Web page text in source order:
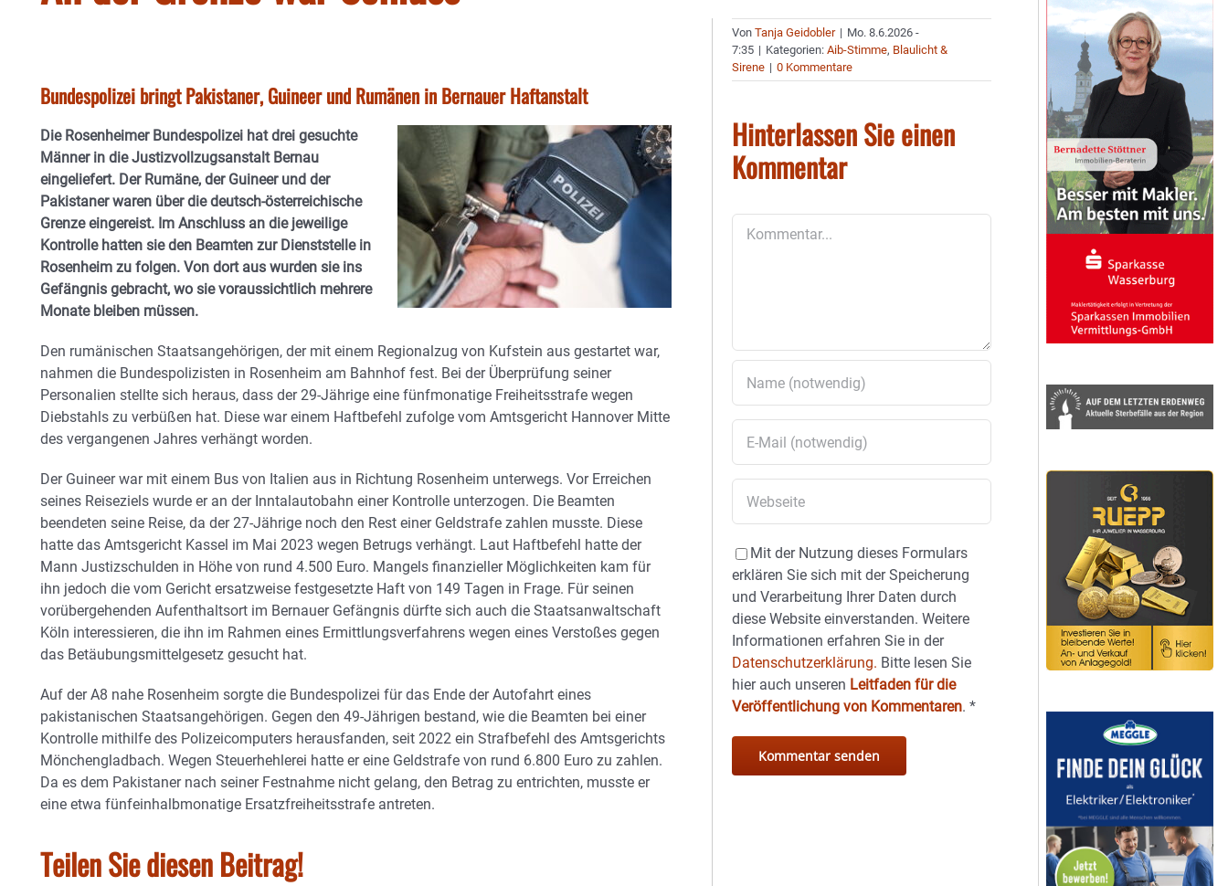
Bundespolizei bringt Pakistaner, Guineer und Rumänen in Bernauer Haftanstalt
Die Rosenheimer Bundespolizei hat drei gesuchte
Männer in die Justizvollzugsanstalt Bernau
eingeliefert. Der Rumäne, der Guineer und der
Pakistaner waren über die deutsch-österreichische
Grenze eingereist. Im Anschluss an die jeweilige
Kontrolle hatten sie den Beamten zur Dienststelle in
Rosenheim zu folgen. Von dort aus wurden sie ins
Gefängnis gebracht, wo sie voraussichtlich mehrere
Monate bleiben müssen.
Den rumänischen Staatsangehörigen, der mit einem Regionalzug von Kufstein aus gestartet war,
nahmen die Bundespolizisten in Rosenheim am Bahnhof fest. Bei der Überprüfung seiner
Personalien stellte sich heraus, dass der 29-Jährige eine fünfmonatige Freiheitsstrafe wegen
Diebstahls zu verbüßen hat. Diese war einem Haftbefehl zufolge vom Amtsgericht Hannover Mitte
des vergangenen Jahres verhängt worden.
Der Guineer war mit einem Bus von Italien aus in Richtung Rosenheim unterwegs. Vor Erreichen
seines Reiseziels wurde er an der Inntalautobahn einer Kontrolle unterzogen. Die Beamten
beendeten seine Reise, da der 27-Jährige noch den Rest einer Geldstrafe zahlen musste. Diese
hatte das Amtsgericht Kassel im Mai 2023 wegen Betrugs verhängt. Laut Haftbefehl hatte der
Mann Justizschulden in Höhe von rund 4.500 Euro. Mangels finanzieller Möglichkeiten kam für
ihn jedoch die vom Gericht ersatzweise festgesetzte Haft von 149 Tagen in Frage. Für seinen
vorübergehenden Aufenthaltsort im Bernauer Gefängnis dürfte sich auch die Staatsanwaltschaft
Köln interessieren, die ihn im Rahmen eines Ermittlungsverfahrens wegen eines Verstoßes gegen
das Betäubungsmittelgesetz gesucht hat.
Auf der A8 nahe Rosenheim sorgte die Bundespolizei für das Ende der Autofahrt eines
pakistanischen Staatsangehörigen. Gegen den 49-Jährigen bestand, wie die Beamten bei einer
Kontrolle mithilfe des Polizeicomputers herausfanden, seit 2022 ein Strafbefehl des Amtsgerichts
Mönchengladbach. Wegen Steuerhehlerei hatte er eine Geldstrafe von rund 6.800 Euro zu zahlen.
Da es dem Pakistaner nach seiner Festnahme nicht gelang, den Betrag zu entrichten, musste er
eine etwa fünfeinhalbmonatige Ersatzfreiheitsstrafe antreten.
Teilen Sie diesen Beitrag!
VonTanja Geidobler | Mo. 8.6.2026 -
7:35 | Kategorien:Aib-Stimme, Blaulicht &
Sirene | 0 Kommentare
Hinterlassen Sie einen
Kommentar
Mit der Nutzung dieses Formulars
erklären Sie sich mit der Speicherung
und Verarbeitung Ihrer Daten durch
diese Website einverstanden. Weitere
Informationen erfahren Sie in der
Datenschutzerklärung. Bitte lesen Sie
hier auch unseren Leitfaden für die
Veröffentlichung von Kommentaren.*